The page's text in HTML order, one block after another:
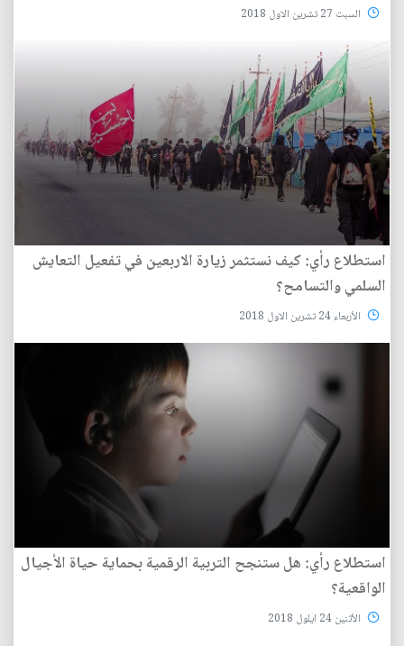
السبت 27 تشرين الاول 2018
استطلاع رأي: كيف نستثمر زيارة الاربعين في تفعيل التعايش
السلمي والتسامح؟
الأربعاء 24 تشرين الاول 2018
استطلاع رأي: هل ستنجح التربية الرقمية بحماية حياة الأجيال
الواقعية؟
الأثنين 24 ايلول 2018